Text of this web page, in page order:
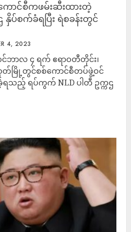
ာင်စီကဖမ်းဆီးထားတဲ့
ပ်စက်ခံရပြီး ရဲစခန်းတွင်
4, 2023
ဘာလ ၄ ရက် ဧရာဝတီတိုင်း၊
မြို့တွင်စစ်ကောင်စီတပ်ဖွဲ့ဝင်
ခဲ့ရသည့် ရပ်ကွက် NLD ပါတီ ဥက္ကဌ